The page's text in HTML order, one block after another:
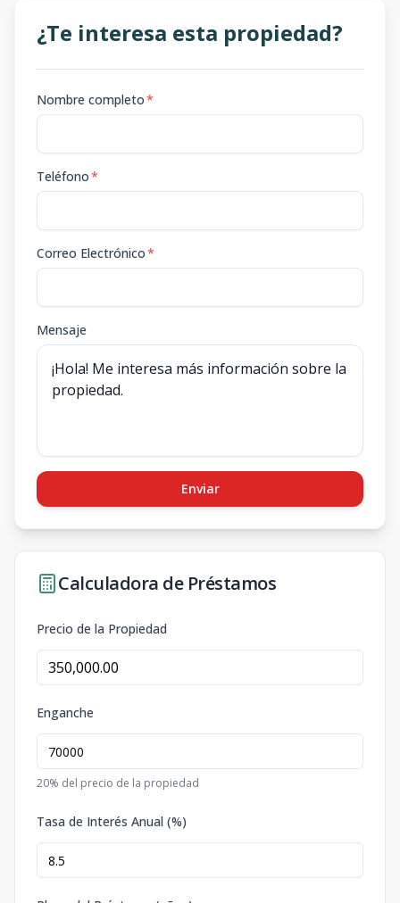
¿Te interesa esta propiedad?
Nombre completo*
Teléfono*
Correo Electrónico*
Mensaje
Enviar
Calculadora de Préstamos
Precio de la Propiedad
Enganche
20% del precio de la propiedad
Tasa de Interés Anual (%)